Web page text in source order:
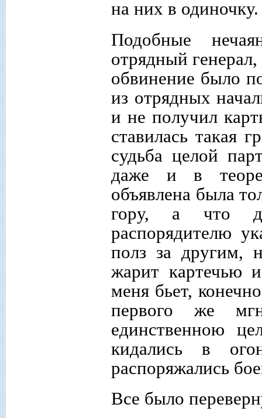
на них в одиночку.
Подобные
отрядный
обвинение было
из отрядных
и не получил
ставилась такая
судьба целой
даже и в
объявлена была
гору, а что
распорядителю
полз за другим,
жарит картечью
меня бьет,
первого же
единственною
кидались в
распоряжались
Все было